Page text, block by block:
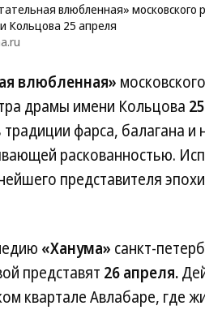
влюбленная» московского
Кольцова 25 апреля
влюбленная»
драмы имени Кольцова
фарса, балагана
раскованностью.
представителя
«Ханума» санкт-
представят 26 апреля.
квартале Авлабаре, где